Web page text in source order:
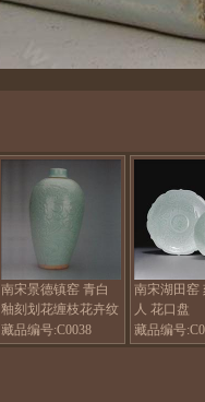
南宋景德镇窑 青白
釉刻划花缠枝花卉纹
梅瓶
藏品编号:C0038
南宋湖田窑
人 花口盘
藏品编号